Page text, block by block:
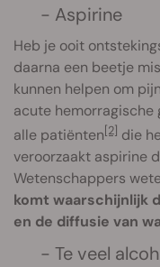
- Aspirine
Heb je ooit
daarna een beetje
kunnen helpen om
acute
alle patiënten[2] die
veroorzaakt aspirine
Wetenschappers
komt waarschijnlijk
en de diffusie van
- Te veel